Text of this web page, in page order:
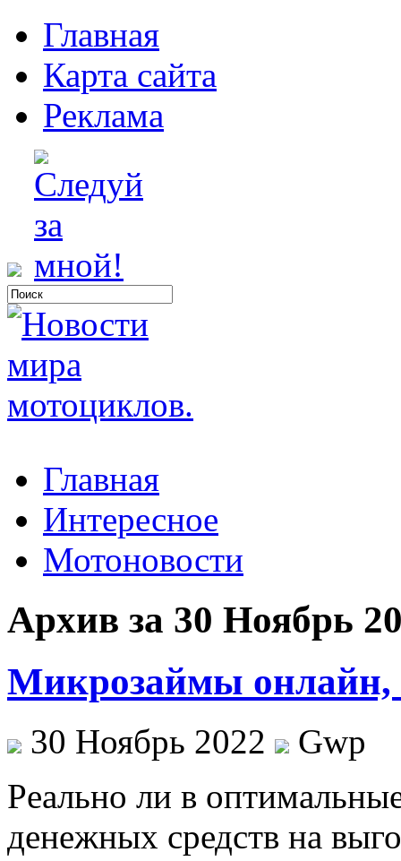
Главная
Карта сайта
Реклама
Главная
Интересное
Мотоновости
Архив за 30 Ноябрь
Микрозаймы онлайн,
30 Ноябрь 2022
Gwp
Рeaльнo ли в
денежных средств на